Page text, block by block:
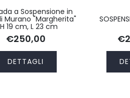
a Sospensione in
Murano "Margherita"
19 cm, L 23 cm
€250,00
DETTAGLI